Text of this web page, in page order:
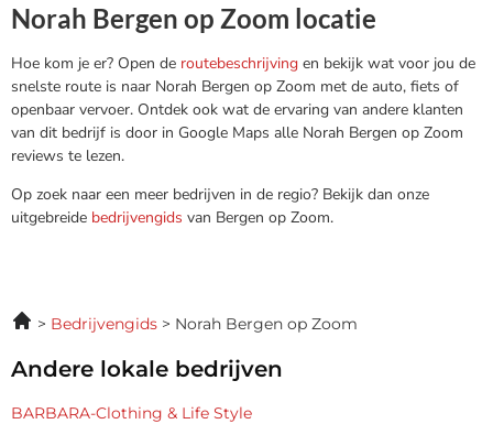
Norah Bergen op Zoom locatie
Hoe kom je er? Open de routebeschrijving en bekijk wat voor jou de
snelste route is naar Norah Bergen op Zoom met de auto, fiets of
openbaar vervoer. Ontdek ook wat de ervaring van andere klanten
van dit bedrijf is door in Google Maps alle Norah Bergen op Zoom
reviews te lezen.
Op zoek naar een meer bedrijven in de regio? Bekijk dan onze
uitgebreide bedrijvengids van Bergen op Zoom.
Bedrijvengids Norah Bergen op Zoom
Andere lokale bedrijven
BARBARA-Clothing & Life Style